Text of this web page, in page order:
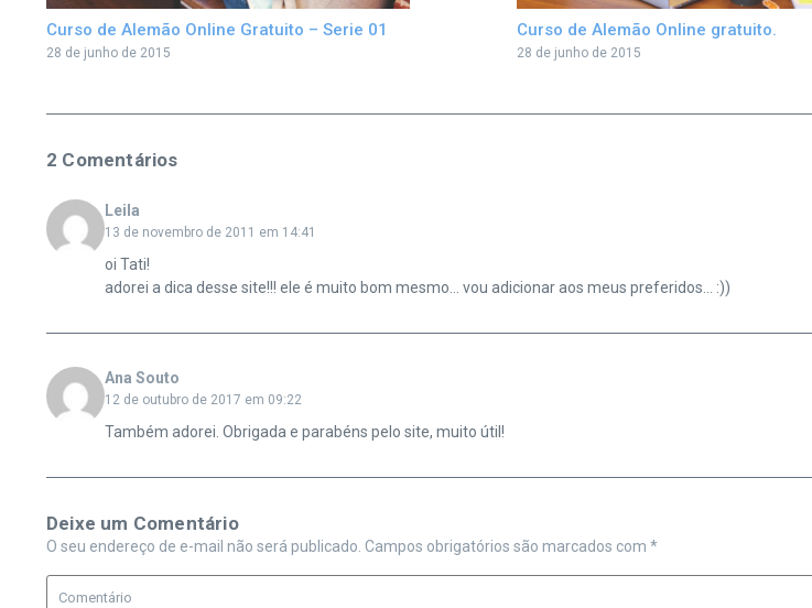
Curso de Alemão Online Gratuito – Serie 01
28 de junho de 2015
Curso de Alemão Online gratuito.
28 de junho de 2015
2 Comentários
Leila
13 de novembro de 2011 em 14:41
oi Tati!
adorei a dica desse site!!! ele é muito bom mesmo… vou adicionar aos meus preferidos… :))
Ana Souto
12 de outubro de 2017 em 09:22
Também adorei. Obrigada e parabéns pelo site, muito útil!
Deixe um Comentário
O seu endereço de e-mail não será publicado. Campos obrigatórios são marcados com *